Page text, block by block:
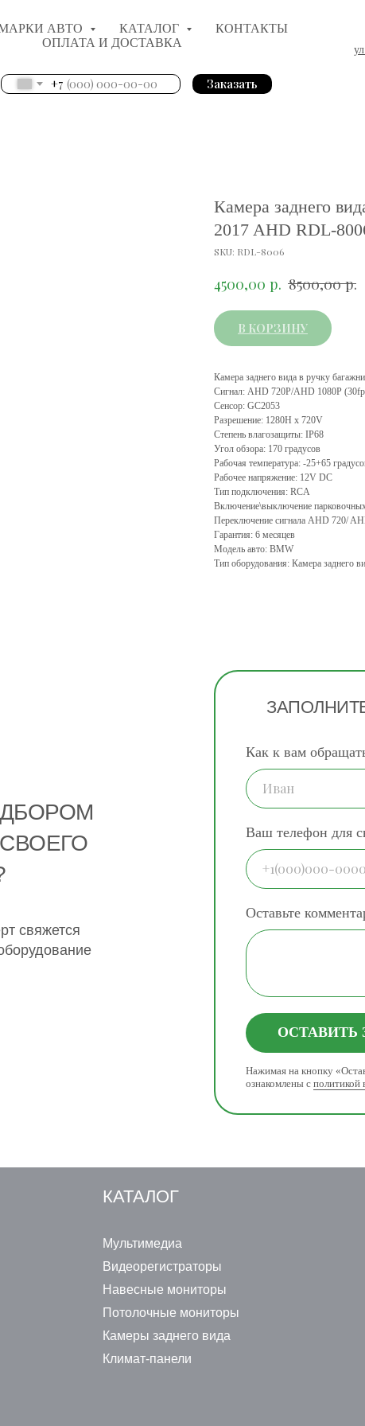
АВТО КАТАЛОГ
КОНТАКТЫ
ОПЛАТА И ДОСТАВКА
+7 Заказать
Камера заднего
2017 AHD RDL-
SKU: RDL-8006
4500,00 р. 8500,00 р.
В КОРЗИНУ
Камера заднего вида в ручку
Сигнал: AHD 720P/AHD 1080P
Сенсор: GC2053
Разрешение: 1280H х 720V
Степень влагозащиты: IP68
Угол обзора: 170 градусов
Рабочая температура: -25+65
Рабочее напряжение: 12V DC
Тип подключения: RCA
Включение\выключение
Переключение сигнала AHD 720/
Гарантия: 6 месяцев
Модель авто: BMW
Тип оборудования: Камера заднего
Как к вам
Ваш телефон для
Оставьте
ОСТАВИТЬ
Нажимая на кнопку
ознакомлены с политикой
свяжется
КАТАЛОГ
Мультимедиа
Видеорегистраторы
Навесные мониторы
Потолочные мониторы
Камеры заднего вида
Климат-панели